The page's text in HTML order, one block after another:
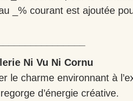
_% courant est ajoutée
Ni Vu Ni Cornu
le charme environnant à
d’énergie créative.